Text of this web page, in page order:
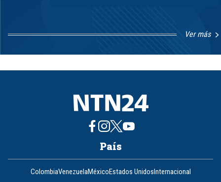
Ver más
1
8
País
ColombiaVenezuelaMéxicoEstados UnidosInternacional